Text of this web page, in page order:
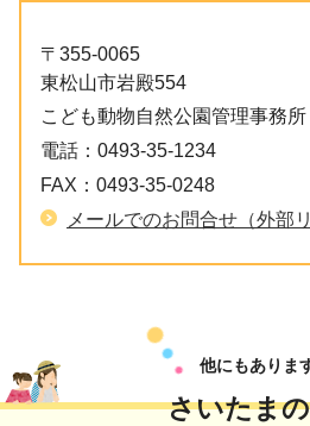
〒355-0065
東松山市岩殿554
こども動物自然公園管理事務所
電話： 0493-35-1234
FAX： 0493-35-0248
メールでのお問合せ（外部
他にもありま
さいたま